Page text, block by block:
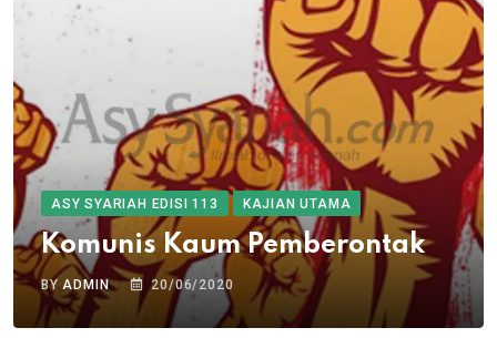
ASY SYARIAH EDISI 113 KAJIAN UTAMA
Komunis Kaum Pemberontak
BYADMIN 20/06/2020